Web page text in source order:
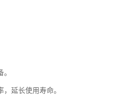
延长使用寿命。